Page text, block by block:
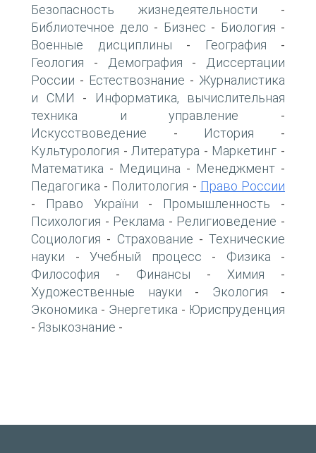
Безопасность жизнедеятельности -
Библиотечное дело - Бизнес - Биология -
Военные дисциплины - География -
Геология - Демография -
Диссертации
России - Естествознание - Журналистика
и СМИ -
Информатика, вычислительная
техника и управление -
Искусствоведение - История -
Культурология - Литература - Маркетинг -
Математика - Медицина - Менеджмент -
Педагогика - Политология - Право России
- Право України - Промышленность -
Психология - Реклама - Религиоведение -
Социология - Страхование - Технические
науки - Учебный процесс - Физика -
Философия - Финансы - Химия -
Художественные науки - Экология -
Экономика - Энергетика - Юриспруденция
- Языкознание -